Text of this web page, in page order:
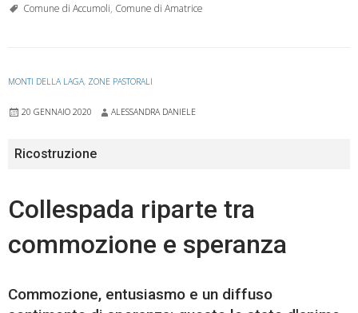
Comune di Accumoli, Comune di Amatrice
MONTI DELLA LAGA, ZONE PASTORALI
20 GENNAIO 2020 ALESSANDRA DANIELE
Ricostruzione
Collespada riparte tra
commozione e speranza
Commozione, entusiasmo e un diffuso